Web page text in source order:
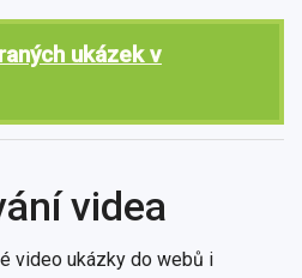
ukázek v
videa
video ukázky do webů i